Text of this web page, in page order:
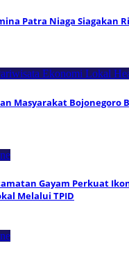
Patra Niaga Siagakan
Ekonomi Lokal
Masyarakat Bojonegoro
Gayam Perkuat
Melalui TPID